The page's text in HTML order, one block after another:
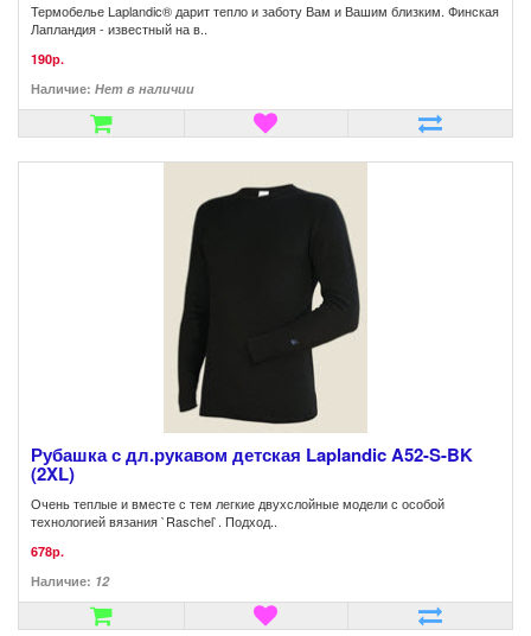
Термобелье Laplandic® дарит тепло и заботу Вам и Вашим близким. Финская
Лапландия - известный на в..
190р.
Наличие: Нет в наличии
Рубашка с дл.рукавом детская Laplandic A52-S-BK
(2XL)
Очень теплые и вместе с тем легкие двухслойные модели с особой
технологией вязания `Raschel`. Подход..
678р.
Наличие: 12